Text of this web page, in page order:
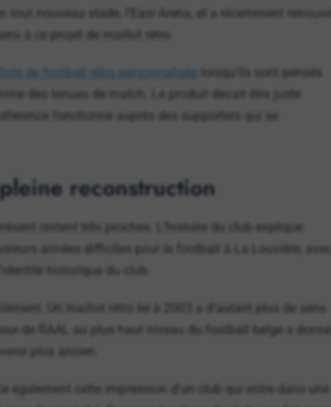
nouveau stade, l’Easi Arena, et a récemment retrouvé
à ce projet de maillot rétro.
de football rétro personnalisés
lorsqu’ils sont pensés
des tenues de match. Le produit devait être juste
fonctionne auprès des supporters qui se
reconstruction
restent très proches. L’histoire du club explique
années difficiles pour le football à La Louvière, avec
historique du club.
Un maillot rétro lié à 2003 a d’autant plus de sens
de RAAL au plus haut niveau du football belge a donné
plus ancien.
également cette impression d’un club qui entre dans une